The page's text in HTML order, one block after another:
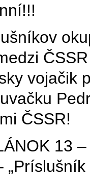
vojačik
ČSSR!
13